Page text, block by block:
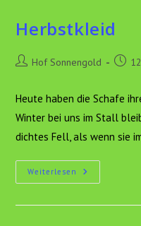
Herbstkleid
Beitrags-
Hof Sonnengold
Beitrag
Heute haben die Schafe
Winter bei uns im Stall
dichtes Fell, als wenn sie
Weiterlesen Herbstkleid